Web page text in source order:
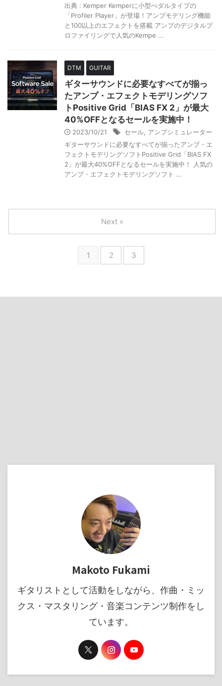
出典 : Kemper Kemperに小型ぺダルタイプの
「Profiler Player」が登場！アンプモデリング機能
と100以上のエフェクトを搭載 アンプのデジタルプ
ロファイリングで人気のKempe ...
DTM GUITAR
ギターサウンドに必要なすべてが揃っ
たアンプ・エフェクトモデリングソフ
トPositive Grid「BIAS FX 2」が最大
40%OFFとなるセールを実施中！
2023/10/21 セール アンプシミュレーター
ギターサウンドに必要なすべてが揃ったアンプ・エ
フェクトモデリングソフトPositive Grid「BIAS FX
2」が最大40%OFFとなるセールを実施中！ 人気の
アンプ・エフェクトモデリングソフト ...
1 2 3
Next »
Makoto Fukami
ギタリストとして活動をしながら、作曲・ミッ
クス・マスタリング・音楽コンテンツ制作をし
ています。